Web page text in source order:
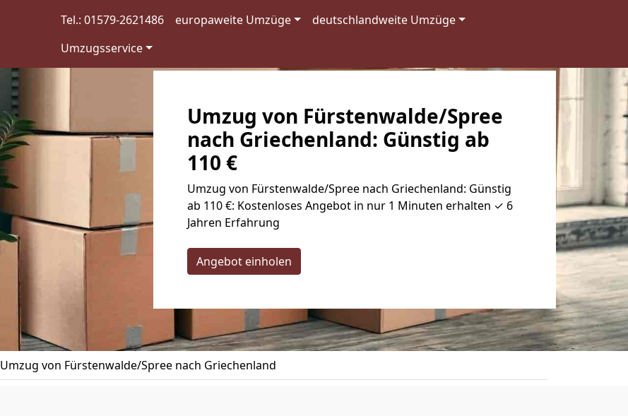
Tel.: 01579-2621486 europaweite Umzüge
deutschlandweite Umzüge
Umzugsservice
Umzug von Fürstenwalde/Spree
nach Griechenland: Günstig ab
110 €
Umzug von Fürstenwalde/Spree nach Griechenland: Günstig
ab 110 €: Kostenloses Angebot in nur 1 Minuten erhalten ✓ 6
Jahren Erfahrung
Angebot einholen
Umzug von Fürstenwalde/Spree nach Griechenland